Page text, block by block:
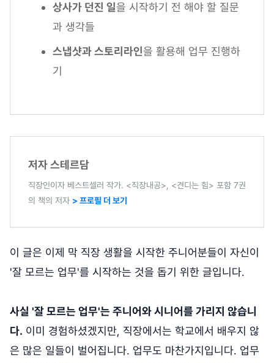
상사가 던진 일을 시작하기 전 해야 할 질문
과 생각들
스냅샷과 스토리라인을 활용해 업무 진행하
기
저자 스테르담
직장인이자 베스트셀러 작가. <직장내공>, <견디는 힘> 포함 7권
의 책의 저자 > 프로필 더 보기
이 글은 이제 막 직장 생활을 시작한 주니어분들이 자신이
'잘 모르는 업무'를 시작하는 것을 돕기 위한 글입니다.
사실 '잘 모르는 업무'는 주니어와 시니어를 가리지 않습니
다. 이미 경험하셨겠지만, 직장에서는 학교에서 배우지 않
은 많은 일들이 벌어집니다. 업무도 마찬가지입니다. 업무